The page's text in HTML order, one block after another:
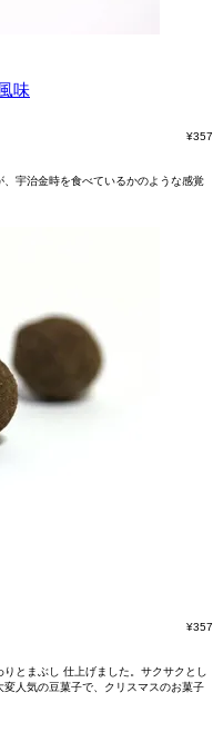
味
¥357
宇治金時を食べているかのような感覚
¥357
とまぶし 仕上げました。サクサクとし
人気の豆菓子で、クリスマスのお菓子